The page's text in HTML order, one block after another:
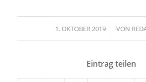
1. OKTOBER 2019
/ VON
Eintrag teilen